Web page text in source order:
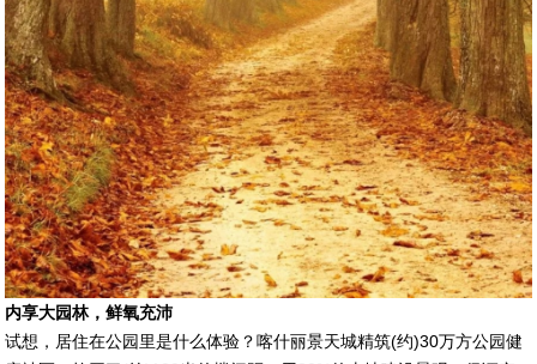
内享大园林，鲜氧充沛
试想，居住在公园里是什么体验？喀什丽景天城精筑(约)30万方公园健